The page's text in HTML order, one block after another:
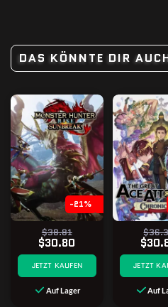
DAS KÖNNTE DIR
-21%
$38.81
$30.80
JETZT KAUFEN
Auf Lager
JETZT
Auf